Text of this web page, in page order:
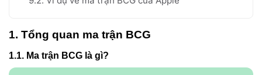
1. Tổng quan ma trận BCG
1.1. Ma trận BCG là gì?